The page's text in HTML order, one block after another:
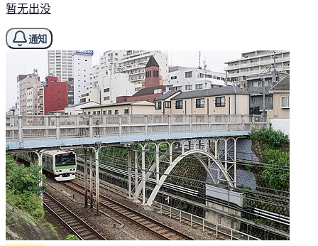
暂无出没
通知